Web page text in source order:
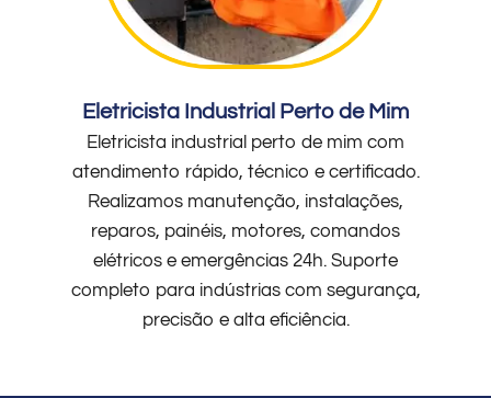
Eletricista Industrial Perto de Mim
Eletricista industrial perto de mim com
atendimento rápido, técnico e certificado.
Realizamos manutenção, instalações,
reparos, painéis, motores, comandos
elétricos e emergências 24h. Suporte
completo para indústrias com segurança,
precisão e alta eficiência.